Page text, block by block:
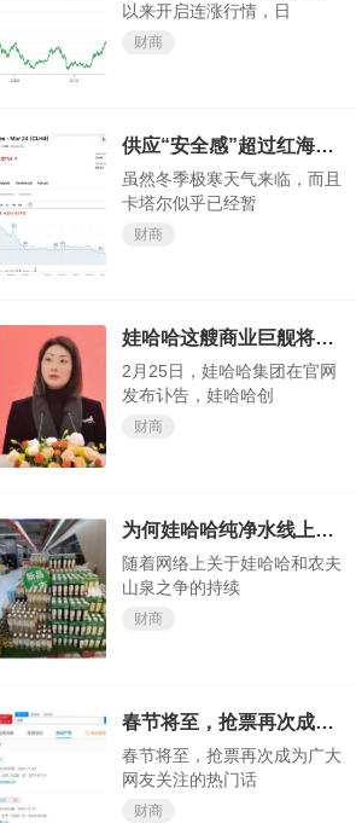
以来开启连涨行情，日
财商
供应“安全感”超过红海“危机感”？欧洲天然气价格大跌
虽然冬季极寒天气来临，而且
卡塔尔似乎已经暂
财商
娃哈哈这艘商业巨舰将驶向何方，我们试目以待
2月25日，娃哈哈集团在官网
发布讣告，娃哈哈创
财商
为何娃哈哈纯净水线上会卖断货？
随着网络上关于娃哈哈和农夫
山泉之争的持续
财商
春节将至，抢票再次成为广大网友关注的热门话题
春节将至，抢票再次成为广大
网友关注的热门话
财商